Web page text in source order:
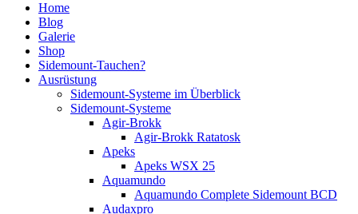
Home
Blog
Galerie
Shop
Sidemount-Tauchen?
Ausrüstung
Sidemount-Systeme im Überblick
Sidemount-Systeme
Agir-Brokk
Agir-Brokk Ratatosk
Apeks
Apeks WSX 25
Aquamundo
Aquamundo Complete Sidemount BCD
Audaxpro